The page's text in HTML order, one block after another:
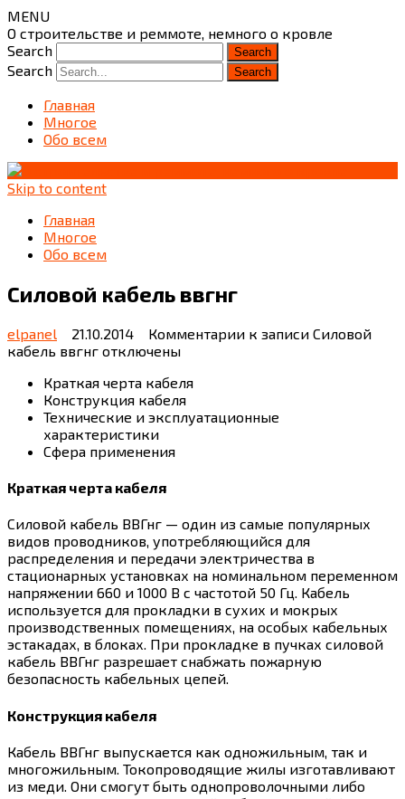
MENU
О строительстве и реммоте, немного о кровле
Search
Search
Главная
Многое
Обо всем
Skip to content
Главная
Многое
Обо всем
Силовой кабель ввгнг
elpanel 21.10.2014 Комментарии к записи Силовой
кабель ввгнг отключены
Краткая черта кабеля
Конструкция кабеля
Технические и эксплуатационные
характеристики
Сфера применения
Краткая черта кабеля
Силовой кабель ВВГнг — один из самые популярных
видов проводников, употребляющийся для
распределения и передачи электричества в
стационарных установках на номинальном переменном
напряжении 660 и 1000 В с частотой 50 Гц. Кабель
используется для прокладки в сухих и мокрых
производственных помещениях, на особых кабельных
эстакадах, в блоках. При прокладке в пучках силовой
кабель ВВГнг разрешает снабжать пожарную
безопасность кабельных цепей.
Конструкция кабеля
Кабель ВВГнг выпускается как одножильным, так и
многожильным. Токопроводящие жилы изготавливают
из меди. Они смогут быть однопроволочными либо